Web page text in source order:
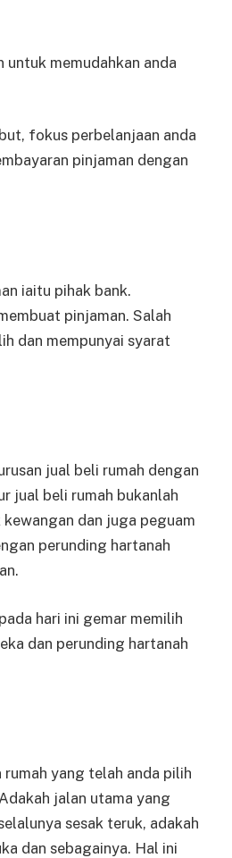
untuk memudahkan anda
fokus perbelanjaan anda
pinjaman dengan
iaitu pihak bank.
pinjaman. Salah
dan mempunyai syarat
jual beli rumah dengan
jual beli rumah bukanlah
dan juga peguam
perunding hartanah
hari ini gemar memilih
dan perunding hartanah
yang telah anda pilih
jalan utama yang
sesak teruk, adakah
dan sebagainya. Hal ini